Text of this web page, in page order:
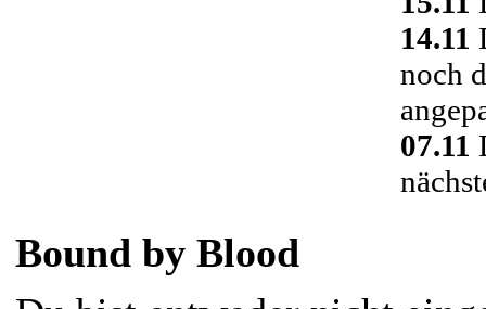
14.11
noch
07.11
Bound by Blood